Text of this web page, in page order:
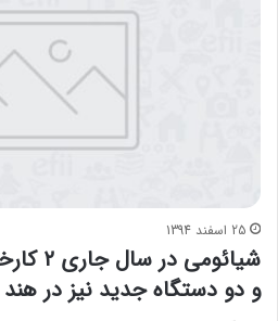
25 اسفند 1394
و دو دستگاه جدید نیز در